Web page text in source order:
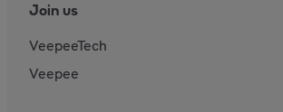
Join us
VeepeeTech
Veepee